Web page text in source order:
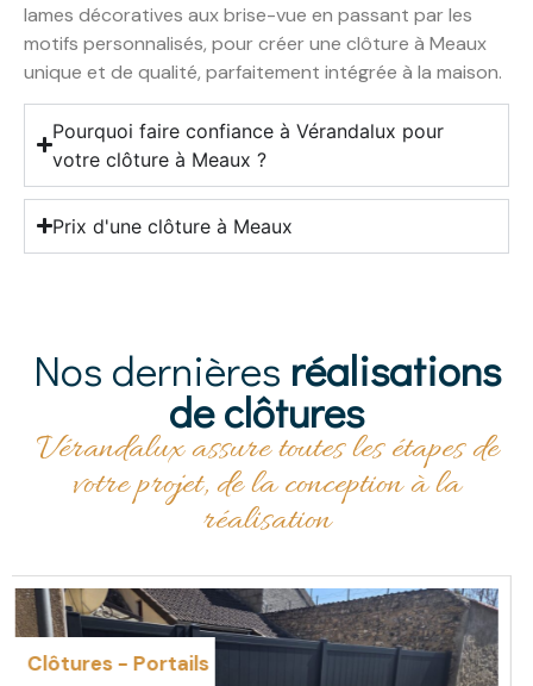
lames décoratives aux brise-vue en passant par les
motifs personnalisés, pour créer une clôture à Meaux
unique et de qualité, parfaitement intégrée à la maison.
Pourquoi faire confiance à Vérandalux pour
votre clôture à Meaux ?
Prix d'une clôture à Meaux
Nos dernières réalisations
de clôtures
Vérandalux assure toutes les étapes de
votre projet, de la conception à la
réalisation
Clôtures-Portails